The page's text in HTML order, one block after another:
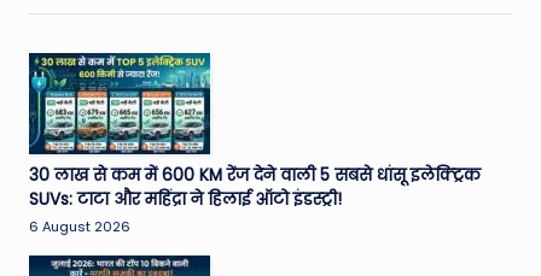
30 लाख से कम में 600 KM रेंज देने वाली 5 सबसे धांसू इलेक्ट्रिक
SUVs: टाटा और महिंद्रा ने हिलाई ऑटो इंडस्ट्री!
6 August 2026